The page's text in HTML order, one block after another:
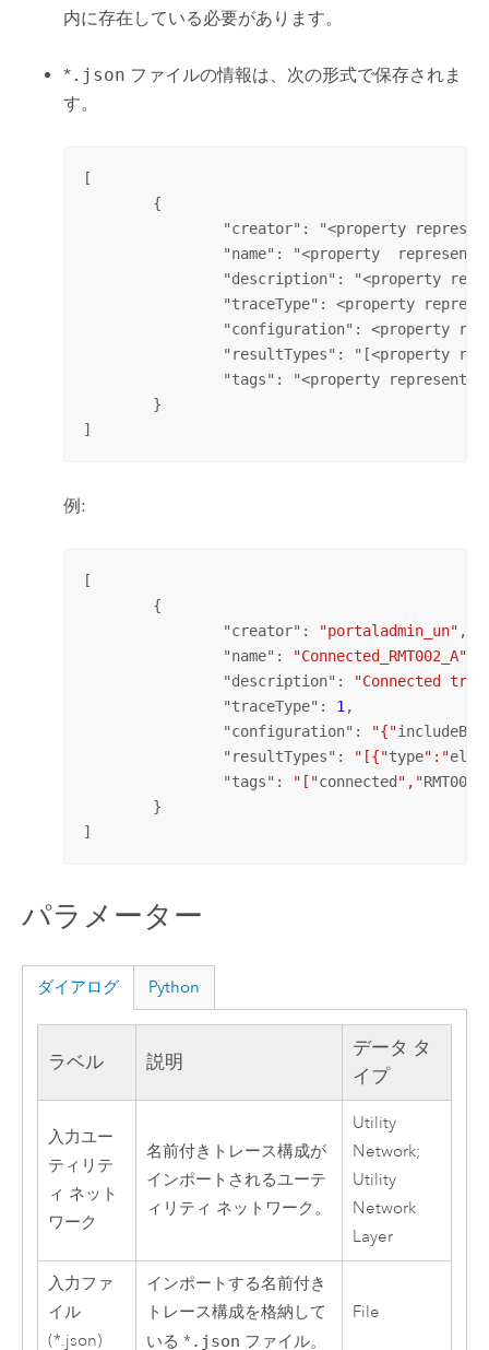
内に存在している必要があります。
*.json ファイルの情報は、次の形式で保存されま
す。
[
]
例:
[
		"
creator": "portaladmin_un" ,
		"
name": "Connected_RMT002_A"
		"
description":
"Connected
		"
traceType": 1 ,
		"
configuration": "{"
		"
resultTypes": "[{"type":"
		"
tags": "["connected ","RMT002
]
パラメーター
ダイアログ Python
ラベル 説明
データ タ
イプ
入力ユー
ティリテ
ィ ネット
ワーク
名前付きトレース構成が
インポートされるユーテ
ィリティ ネットワーク。
Utility
Network;
Utility
Network
Layer
入力ファ
イル
(*.json)
インポートする名前付き
トレース構成を格納して
いる * .json ファイル。
File